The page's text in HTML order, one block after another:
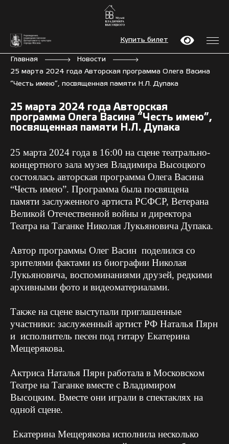
Купить билет
Главная
Новости
25 марта 2024 года Авторская программа Олега Васина
“Честь имею”, посвященная памяти Н.Л. Дупака
25 марта 2024 года Авторская
программа Олега Васина “Честь имею”,
посвященная памяти Н.Л. Дупака
25 марта 2024 года в 16:00 на сцене театрально-
концертного зала музея Владимира Высоцкого
состоялась авторская программа Олега Васина
“Честь имею”. Программа была посвящена
памяти заслуженного артиста РСФСР, Ветерана
Великой Отечественной войны и директора
Театра на Таганке Николая Лукьяновича Дупака.
Автор программы Олег Васин поделился со
зрителями фактами из биографии Николая
Лукьяновича, воспоминаниями друзей, редкими
архивными фото и видеоматериалами.
Также на сцене выступали приглашенные
участники: заслуженный артист РФ Наталья Пярн
и исполнитель песен под гитару Екатерина
Мещерякова.
Актриса Наталья Пярн работала в Московском
Театре на Таганке вместе с Владимиром
Высоцким. Вместе они играли в спектаклях на
одной сцене.
Екатерина Мещерякова исполнила несколько